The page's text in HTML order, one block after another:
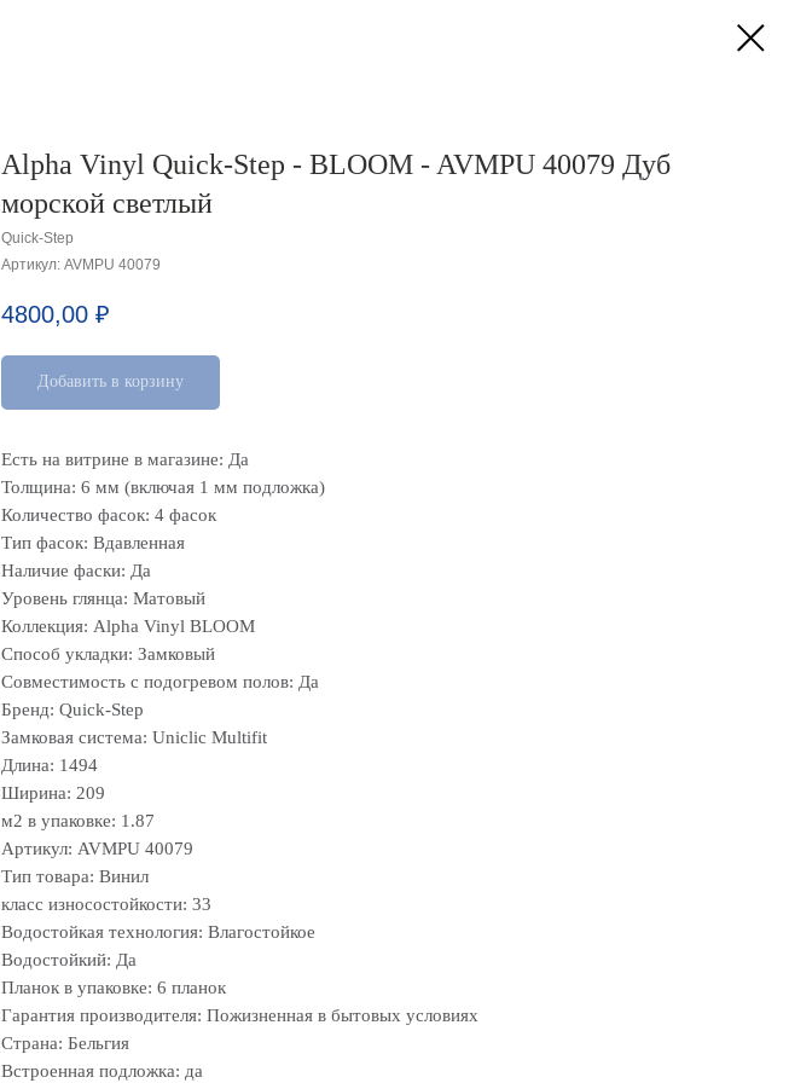
Alpha Vinyl Quick-Step - BLOOM - AVMPU 40079 Дуб
морской светлый
Quick-Step
Артикул: AVMPU 40079
4800,00 ₽
Добавить в корзину
Есть на витрине в магазине: Да
Толщина: 6 мм (включая 1 мм подложка)
Количество фасок: 4 фасок
Тип фасок: Вдавленная
Наличие фаски: Да
Уровень глянца: Матовый
Коллекция: Alpha Vinyl BLOOM
Способ укладки: Замковый
Совместимость с подогревом полов: Да
Бренд: Quick-Step
Замковая система: Uniclic Multifit
Длина: 1494
Ширина: 209
м2 в упаковке: 1.87
Артикул: AVMPU 40079
Тип товара: Винил
класс износостойкости: 33
Водостойкая технология: Влагостойкое
Водостойкий: Да
Планок в упаковке: 6 планок
Гарантия производителя: Пожизненная в бытовых условиях
Страна: Бельгия
Встроенная подложка: да